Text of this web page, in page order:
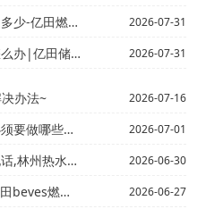
价单是多少最新版本 2026-07-31
水器关水时有响声 2026-07-31
办法~ 2026-07-16
美的燃气灶打不着火 2026-07-01
装电话,热水器安装电话 2026-06-30
灶点不着火 2026-06-27